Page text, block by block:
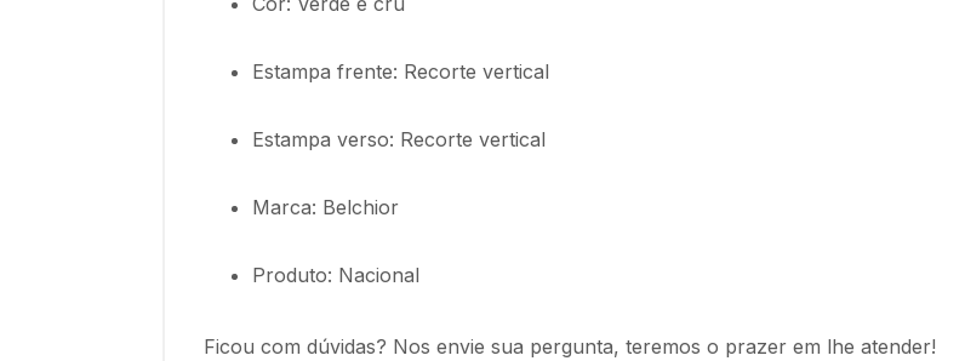
Estampa frente: Recorte vertical
Estampa verso: Recorte vertical
Marca: Belchior
Produto: Nacional
Ficou com dúvidas? Nos envie sua pergunta, teremos o prazer em lhe atender!